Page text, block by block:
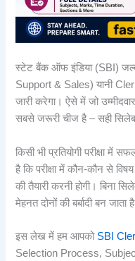
स्टेट बैंक ऑफ इंडिया (SBI)
Support & Sales) यानी
जारी करेगा। ऐसे में जो
सबसे जरूरी चीज है – सही
किसी भी प्रतियोगी परीक्षा में
है कि परीक्षा में कौन-कौन से
की तैयारी करनी होगी। बिना
मेहनत दोनों की बर्बादी बन जाता
इस लेख में हम आपको SBI
Selection Process,